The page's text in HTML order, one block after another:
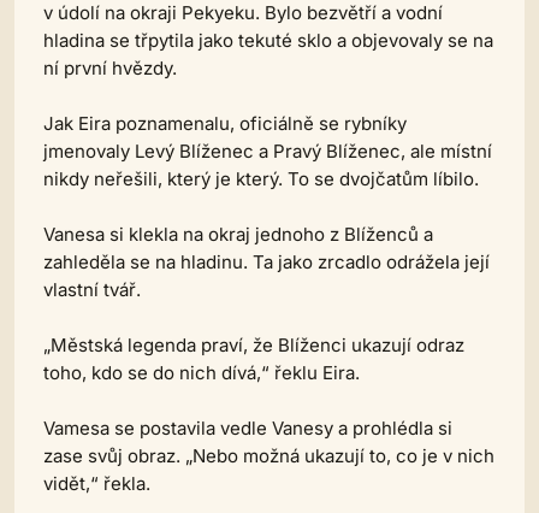
v údolí na okraji Pekyeku. Bylo bezvětří a vodní
hladina se třpytila jako tekuté sklo a objevovaly se na
ní první hvězdy.
Jak Eira poznamenalu, oficiálně se rybníky
jmenovaly Levý Blíženec a Pravý Blíženec, ale místní
nikdy neřešili, který je který. To se dvojčatům líbilo.
Vanesa si klekla na okraj jednoho z Blíženců a
zahleděla se na hladinu. Ta jako zrcadlo odrážela její
vlastní tvář.
„Městská legenda praví, že Blíženci ukazují odraz
toho, kdo se do nich dívá,“ řeklu Eira.
Vamesa se postavila vedle Vanesy a prohlédla si
zase svůj obraz. „Nebo možná ukazují to, co je v nich
vidět,“ řekla.